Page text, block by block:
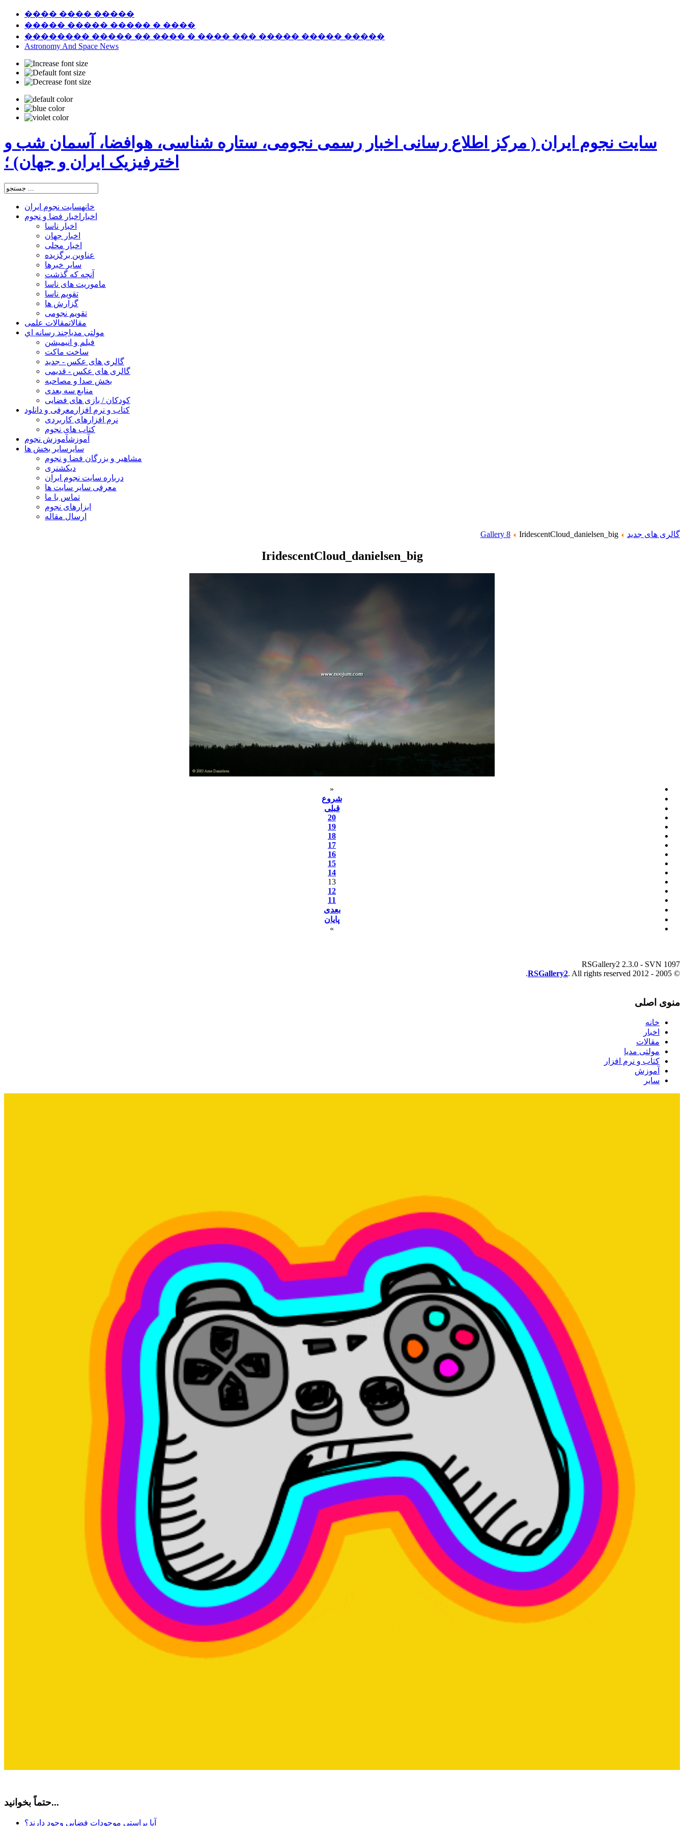
���� ���� �����
����� ����� ����� � ����
�������� ����� �� ���� � ���� ��� ����� ����� �����
Astronomy And Space News
سایت نجوم ایران ( مرکز اطلاع رسانی اخبار رسمی نجومی، ستاره شناسی، هوافضا، آسمان شب و
اخترفیزیک ایران و جهان) ؛
خانهسایت نجوم ایران
اخبار اخبار فضا و نجوم
اخبار ناسا
اخبار جهان
اخبار محلی
عناوین برگزیده
سایر خبرها
آنچه که گذشت
ماموریت های ناسا
تقویم ناسا
گزارش ها
تقویم نجومی
مقالاتمقالات علمی
مولتی مدیاچند رسانه اي
فیلم و انیمیشن
ساخت ماکت
گالری های عکس - جدید
گالری های عکس - قدیمی
بخش صدا و مصاحبه
منابع سه بعدی
کودکان / بازی های فضایی
کتاب و نرم افزار معرفی و دانلود
نرم افزارهای کاربردی
کتاب های نجوم
آموزشآموزش نجوم
سایر سایر بخش ها
مشاهیر و بزرگان فضا و نجوم
دیکشنری
درباره سایت نجوم ایران
معرفی سایر سایت ها
تماس با ما
ابزارهای نجوم
ارسال مقاله
گالری های جدید Gallery 8 IridescentCloud_danielsen_big
IridescentCloud_danielsen_big
«
شروع
قبلی
20
19
18
17
16
15
14
13
12
11
بعدی
پایان
»
RSGallery2 2.3.0 - SVN 1097
© 2005 - 2012
RSGallery2. All rights reserved.
منوی اصلی
خانه
اخبار
مقالات
مولتی مدیا
کتاب و نرم افزار
آموزش
سایر
حتماً بخوانید...
آیا براستی موجودات فضایی وجود دارند؟